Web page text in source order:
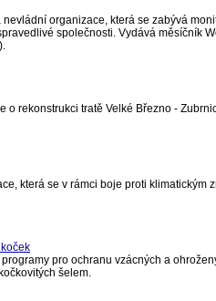
organizace, která se zabývá
společnosti. Vydává měsíčník
o rekonstrukci tratě Velké Březno -
která se v rámci boje proti klimatickým
pro ochranu vzácných a
šelem.